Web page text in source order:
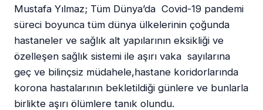
Mustafa Yılmaz; Tüm Dünya’da Covid-19 pandemi
süreci boyunca tüm dünya ülkelerinin çoğunda
hastaneler ve sağlık alt yapılarının eksikliği ve
özelleşen sağlık sistemi ile aşırı vaka sayılarına
geç ve bilinçsiz müdahele,hastane koridorlarında
korona hastalarının bekletildiği günlere ve bunlarla
birlikte aşırı ölümlere tanık olundu.